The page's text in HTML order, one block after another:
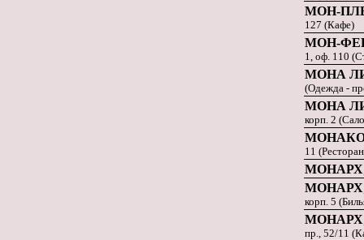
МОН-
127 (Кафе)
МОН-
1, оф. 110
МОНА
(Одежда -
МОНА
корп. 2
11
МОНАРХ
МОНАРХ
корп. 5
МОНАРХ
пр., 52/11